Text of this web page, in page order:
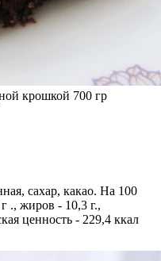
крошкой 700 гр
сахар, какао. На 100
., жиров - 10,3 г.,
ценность - 229,4 ккал